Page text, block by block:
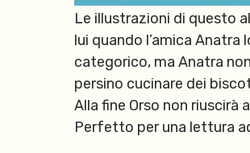
Le illustrazioni di questo
lui quando l’amica
categorico, ma Anatra
persino cucinare dei
Alla fine Orso non
Perfetto per una lettura